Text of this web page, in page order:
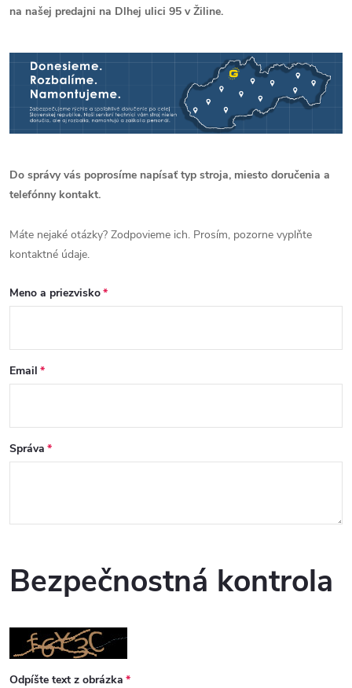
na našej predajni na Dlhej ulici 95 v Žiline.
Do správy vás poprosíme napísať typ stroja, miesto doručenia a
telefónny kontakt.
Máte nejaké otázky? Zodpovieme ich. Prosím, pozorne vyplňte
kontaktné údaje.
Meno a priezvisko
Email
Správa
Bezpečnostná kontrola
Odpíšte text z obrázka